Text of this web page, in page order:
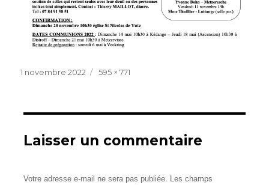
Publié
1 novembre 2022
Taille
595 × 771
Laisser un commentaire
Votre adresse e-mail ne sera pas publiée.
Les champs